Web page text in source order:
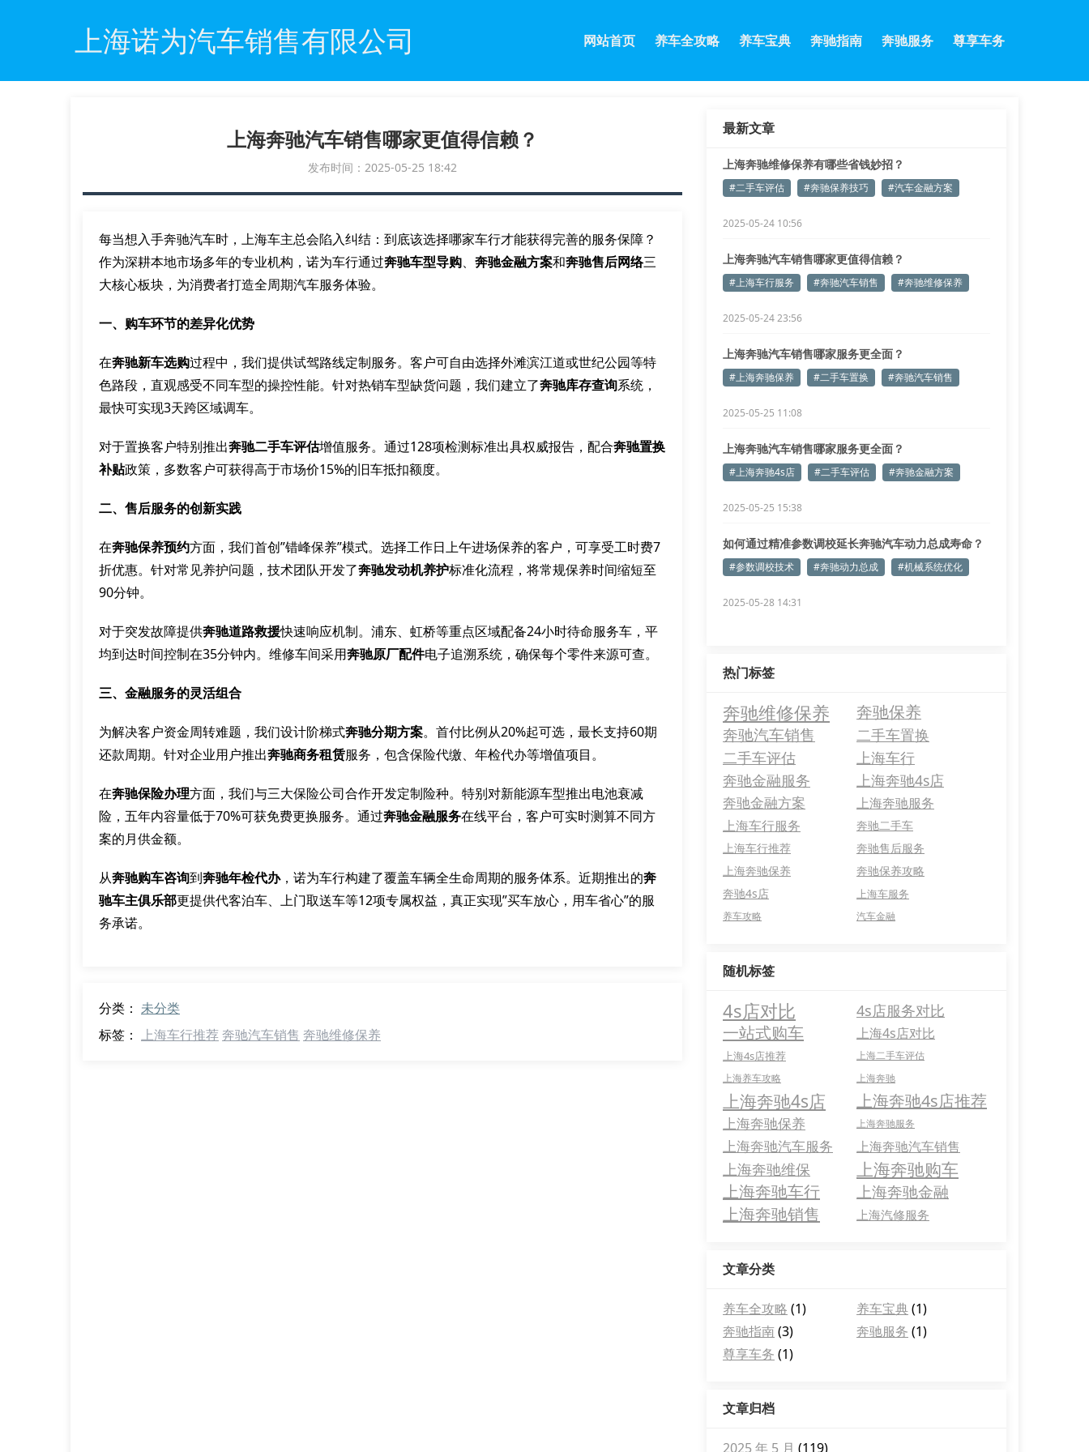
上海诺为汽车销售有限公司 网站首页 养车全攻略 养车宝典 奔驰指南 奔驰服务 尊享车务
上海奔驰汽车销售哪家更值得信赖？
发布时间：2025-05-25 18:42
每当想入手奔驰汽车时，上海车主总会陷入纠结：到底该选择哪家车行才能获得完善的服务保障？
作为深耕本地市场多年的专业机构，诺为车行通过奔驰车型导购、 奔驰金融方案和奔驰售后网络三
大核心板块，为消费者打造全周期汽车服务体验。
一、购车环节的差异化优势
在奔驰新车选购过程中，我们提供试驾路线定制服务。客户可自由选择外滩滨江道或世纪公园等特
色路段，直观感受不同车型的操控性能。针对热销车型缺货问题，我们建立了奔驰库存查询系统，
最快可实现3天跨区域调车。
对于置换客户特别推出奔驰二手车评估增值服务。通过128项检测标准出具权威报告，配合奔驰置换
补贴政策，多数客户可获得高于市场价15%的旧车抵扣额度。
二、售后服务的创新实践
在奔驰保养预约方面，我们首创”错峰保养”模式。选择工作日上午进场保养的客户，可享受工时费7
折优惠。针对常见养护问题，技术团队开发了奔驰发动机养护标准化流程，将常规保养时间缩短至
90分钟。
对于突发故障提供奔驰道路救援快速响应机制。浦东、虹桥等重点区域配备24小时待命服务车，平
均到达时间控制在35分钟内。维修车间采用奔驰原厂配件电子追溯系统，确保每个零件来源可查。
三、金融服务的灵活组合
为解决客户资金周转难题，我们设计阶梯式奔驰分期方案。首付比例从20%起可选，最长支持60期
还款周期。针对企业用户推出奔驰商务租赁服务，包含保险代缴、年检代办等增值项目。
在奔驰保险办理方面，我们与三大保险公司合作开发定制险种。特别对新能源车型推出电池衰减
险，五年内容量低于70%可获免费更换服务。通过奔驰金融服务在线平台，客户可实时测算不同方
案的月供金额。
从奔驰购车咨询到奔驰年检代办，诺为车行构建了覆盖车辆全生命周期的服务体系。近期推出的奔
驰车主俱乐部更提供代客泊车、上门取送车等12项专属权益，真正实现”买车放心，用车省心”的服
务承诺。
分类： 未分类
标签： 上海车行推荐奔驰汽车销售 奔驰维修保养
最新文章
上海奔驰维修保养有哪些省钱妙招？
#二手车评估 #奔驰保养技巧 #汽车金融方案
2025-05-24 10:56
上海奔驰汽车销售哪家更值得信赖？
#上海车行服务 #奔驰汽车销售 #奔驰维修保养
2025-05-24 23:56
上海奔驰汽车销售哪家服务更全面？
#上海奔驰保养 #二手车置换 #奔驰汽车销售
2025-05-25 11:08
上海奔驰汽车销售哪家服务更全面？
#上海奔驰4s店 #二手车评估 #奔驰金融方案
2025-05-25 15:38
如何通过精准参数调校延长奔驰汽车动力总成寿命？
#参数调校技术 #奔驰动力总成 #机械系统优化
2025-05-28 14:31
热门标签
奔驰维修保养 奔驰保养
奔驰汽车销售
二手车置换
二手车评估
上海车行
奔驰金融服务
上海奔驰4s店
奔驰金融方案
上海奔驰服务
上海车行服务
奔驰二手车
上海车行推荐
奔驰售后服务
上海奔驰保养
奔驰保养攻略
奔驰4s店
上海车服务
养车攻略 汽车金融
随机标签
4s店对比 4s店服务对比
一站式购车 上海4s店对比
上海4s店推荐
上海二手车评估
上海养车攻略
上海奔驰
上海奔驰4s店 上海奔驰4s店推荐
上海奔驰保养 上海奔驰服务
上海奔驰汽车服务 上海奔驰汽车销售
上海奔驰维保 上海奔驰购车
上海奔驰车行 上海奔驰金融
上海奔驰销售 上海汽修服务
文章分类
养车全攻略 (1) 养车宝典(1)
奔驰指南(3) 奔驰服务 (1)
尊享车务 (1)
文章归档
2025 年 5 月 (119)